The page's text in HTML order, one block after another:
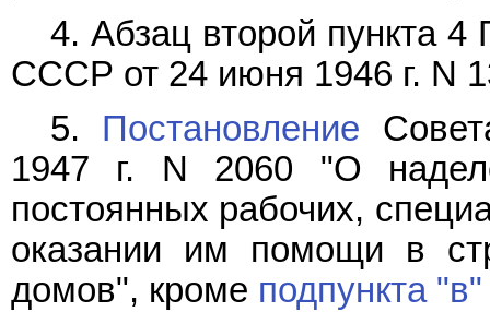
4. Абзац второй пункта
СССР от 24 июня 1946 г. N
5. Постановление
1947 г. N 2060 "О
постоянных рабочих,
оказании им помощи в
домов", кроме подпункта